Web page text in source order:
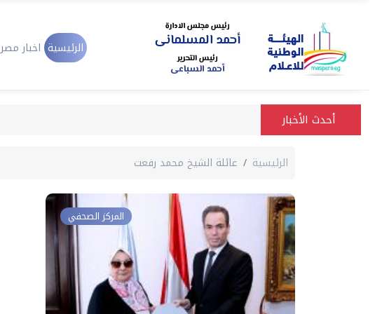
الرئيسية اخبار مصر
أحدث الأخبار
الرئيسية عائلة الشيخ محمد رفعت
المركز الصحفي